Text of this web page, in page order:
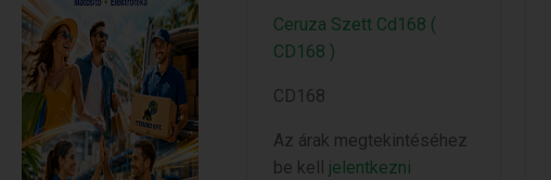
Ceruza Szett Cd168 (
CD168 )
CD168
Az árak megtekintéséhez
be kell jelentkezni